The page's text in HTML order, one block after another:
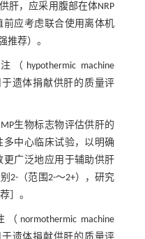
肝，应采用腹部在体NRP
应考虑联合使用离体机
推荐）。
hypothermic machine
于遗体捐献供肝的质量评
生物标志物评估供肝的
多中心临床试验，以明确
更广泛地应用于辅助供肝
2-（范围2-～2+），研究
］。
machine